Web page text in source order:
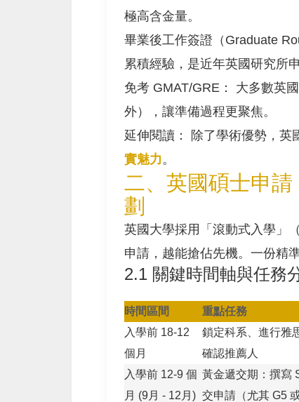
極高含金量。
畢業後工作簽證（Graduate
累積經驗，是近年英國研究所
免考 GMAT/GRE： 大多數英
外），讓準備過程更聚焦。
延伸閱讀： 除了學術優勢，英
實魅力。
二、英國碩士申
劃
英國大學採用「滾動式入學」
申請，越能搶佔先機。一份精
2.1 關鍵時間軸與任務
時間區間 重點任務
入學前 18-12
個月
鎖定科系、進行雅
確認推薦人
入學前 12-9 個
月 (9月 - 12月)
黃金遞交期：撰寫
交申請（尤其 G5